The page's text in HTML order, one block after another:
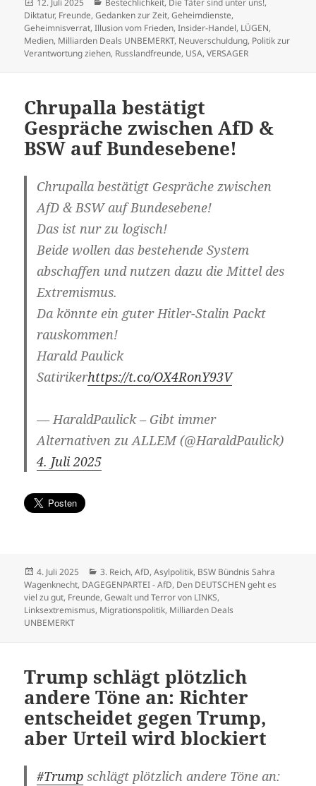
am
12. Juli 2025 Bestechlichkeit, Die Täter sind unter uns!,
Diktatur, Freunde,Gedanken zur Zeit,Geheimdienste,
Geheimnisverrat,Illusion vom Frieden,Insider-Handel, LÜGEN,
Medien, Milliarden Deals UNBEMERKT, Neuverschuldung, Politik zur
Verantwortung ziehen, Russlandfreunde, USA,VERSAGER
Chrupalla bestätigt
Gespräche zwischen AfD &
BSW auf Bundesebene!
Chrupalla bestätigt Gespräche zwischen
AfD & BSW auf Bundesebene!
Das ist nur zu logisch!
Beide wollen das bestehende System
abschaffen und nutzen dazu die Mittel des
Extremismus.
Da könnte ein guter Hitler-Stalin Packt
rauskommen!
Harald Paulick
Satirikerhttps://t.co/OX4RonY93V
— HaraldPaulick – Gibt immer
Alternativen zu ALLEM (@HaraldPaulick)
4. Juli 2025
Veröffentlicht
am
4. Juli 2025 Kategorien
3. Reich,AfD,Asylpolitik, BSW Bündnis Sahra
Wagenknecht, DAGEGENPARTEI - AfD, Den DEUTSCHEN geht es
viel zu gut, Freunde,Gewalt und Terror von LINKS,
Linksextremismus, Migrationspolitik, Milliarden Deals
UNBEMERKT
Trump schlägt plötzlich
andere Töne an: Richter
entscheidet gegen Trump,
aber Urteil wird blockiert
#Trump schlägt plötzlich andere Töne an: